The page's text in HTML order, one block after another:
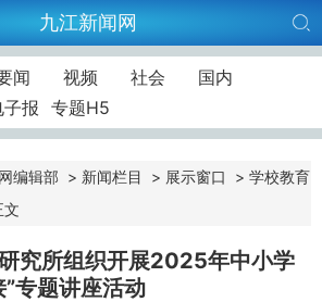
九江新闻网
闻 视频 社会
国内
子报 专题H5
编辑部 > 新闻栏目 > 展示窗口 > 学校教育
文
究所组织开展2025年中小学
专题讲座活动